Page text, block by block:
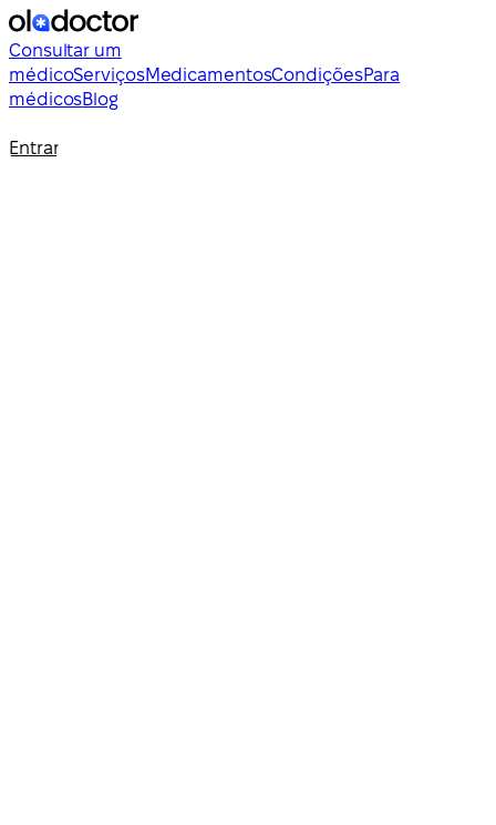
Consultar um
médicoServiçosMedicamentosCondiçõesPara
médicosBlog
Entrar